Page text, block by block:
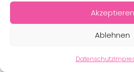
Akzeptieren
Ablehnen
Datenschutz
© 2026 – Bewegungsland